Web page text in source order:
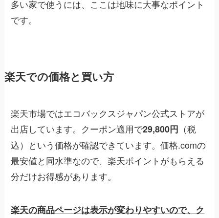
多い家で使うには、ここは地味に大事なポイント
です。
楽天での価格と買い方
楽天市場ではエコバックスジャパン公式ストアが
出店しています。クーポン適用で29,800円 （税
込）という価格が確認できています。価格.comの
最安値と同水準なので、楽天ポイントがもらえる
分だけお得感があります。
楽天の商品ページは表示が変わりやすいので、ク